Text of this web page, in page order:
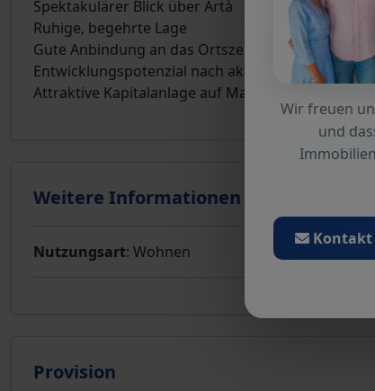
Spektakulärer Blick über Artà
Ruhige, begehrte Lage
Gute Anbindung an das Ortszentrum
Entwicklungspotenzial nach aktueller
Attraktive Kapitalanlage auf Mallorca
Weitere Informationen
Nutzungsart: Wohnen
Provision
Wir freuen
und